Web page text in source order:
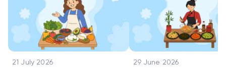
21 July 2026 29 June 2026